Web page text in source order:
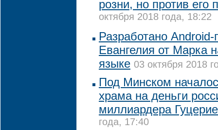
розни, но против его
октября 2018 года, 18:22
Разработано
Евангелия от Марка
языке 03 октября 2018
Под Минском
храма на деньги
миллиардера
года, 17:40